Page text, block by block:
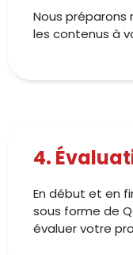
Nous préparons
les contenus à
4.
En début et en
sous forme de
évaluer votre